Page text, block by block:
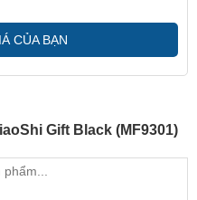
CỦA BẠN
Gift Black (MF9301)